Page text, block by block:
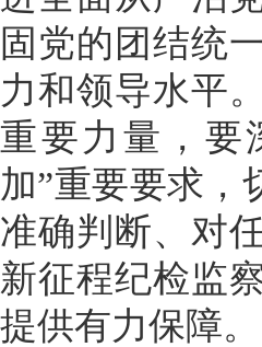
固党的团结统
力和领导水平
重要力量，要
加”重要要求，
准确判断、对
新征程纪检监
提供有力保障。